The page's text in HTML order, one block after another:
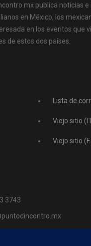
publica noticias
en México, los
en los eventos que
de estos dos países.
Lista de
Viejo sitio
Viejo sitio
3743